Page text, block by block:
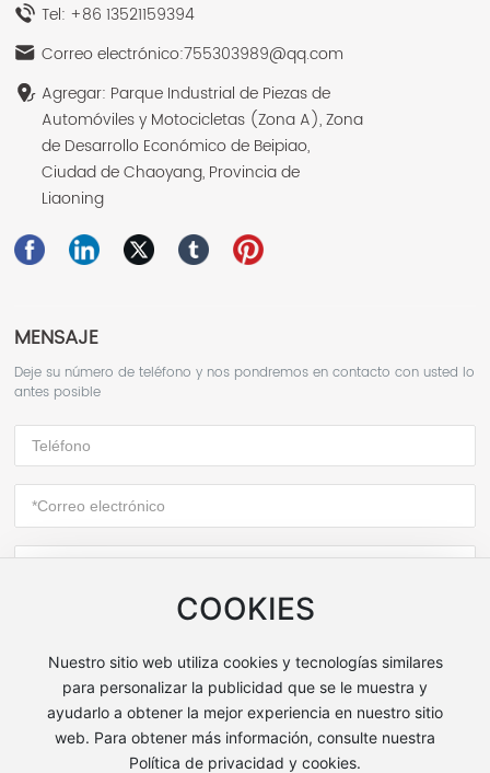
Tel: +86 13521159394
Correo electrónico:755303989@qq.com
Agregar: Parque Industrial de Piezas de
Automóviles y Motocicletas (Zona A), Zona
de Desarrollo Económico de Beipiao,
Ciudad de Chaoyang, Provincia de
Liaoning
MENSAJE
Deje su número de teléfono y nos pondremos en contacto con usted lo
antes posible
ENVIAR
COOKIES
Nuestro sitio web utiliza cookies y tecnologías similares
para personalizar la publicidad que se le muestra y
ayudarlo a obtener la mejor experiencia en nuestro sitio
web. Para obtener más información, consulte nuestra
Política de privacidad y cookies.
Copyright © 2025 Chaoyang Siwei Medical Technology Co.,
Ltd. Todos los derechos reservados